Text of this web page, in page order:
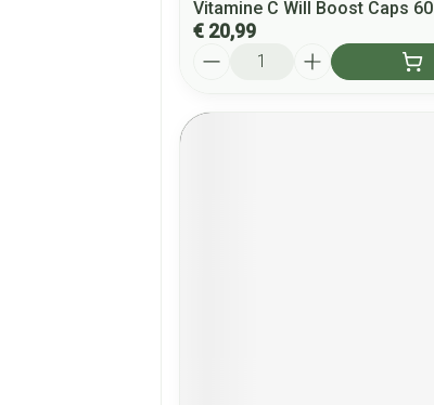
Vitamine C Will Boost Caps 60
€ 20,99